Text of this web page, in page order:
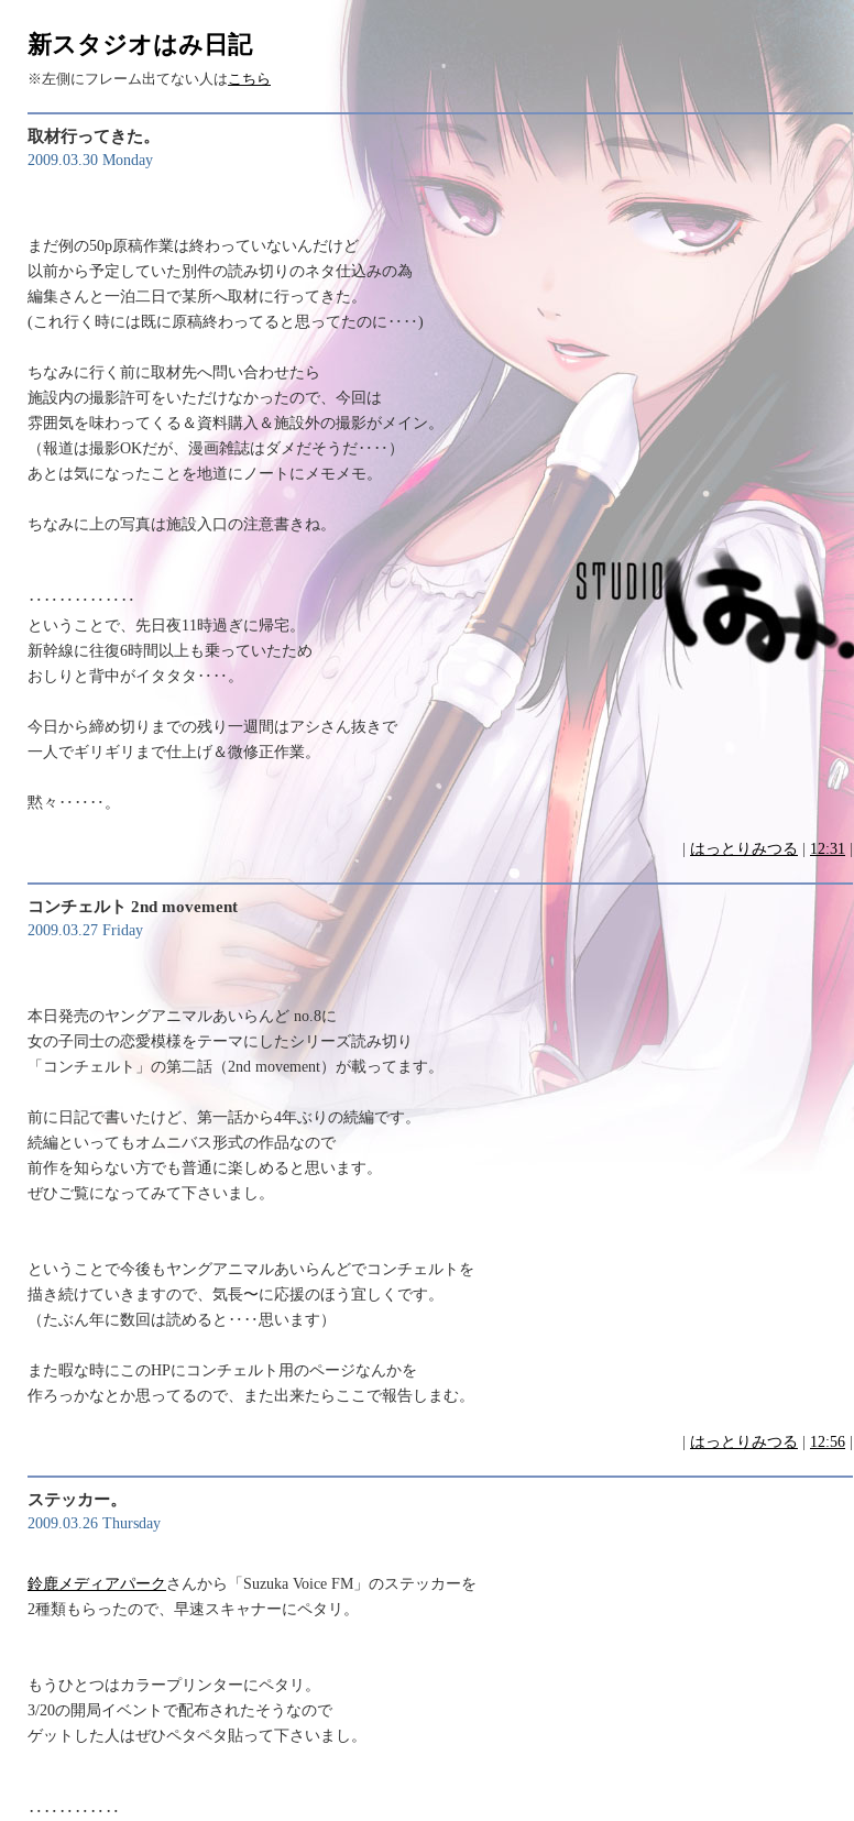
新スタジオはみ日記
※左側にフレーム出てない人はこちら
取材行ってきた。
2009.03.30 Monday
まだ例の50p原稿作業は終わっていないんだけど
以前から予定していた別件の読み切りのネタ仕込みの為
編集さんと一泊二日で某所へ取材に行ってきた。
(これ行く時には既に原稿終わってると思ってたのに‥‥)
ちなみに行く前に取材先へ問い合わせたら
施設内の撮影許可をいただけなかったので、今回は
雰囲気を味わってくる＆資料購入＆施設外の撮影がメイン。
（報道は撮影OKだが、漫画雑誌はダメだそうだ‥‥）
あとは気になったことを地道にノートにメモメモ。
ちなみに上の写真は施設入口の注意書きね。
‥‥‥‥‥‥‥
ということで、先日夜11時過ぎに帰宅。
新幹線に往復6時間以上も乗っていたため
おしりと背中がイタタタ‥‥。
今日から締め切りまでの残り一週間はアシさん抜きで
一人でギリギリまで仕上げ＆微修正作業。
黙々‥‥‥。
はっとりみつる 12:31
コンチェルト 2nd movement
2009.03.27 Friday
本日発売のヤングアニマルあいらんど no.8に
女の子同士の恋愛模様をテーマにしたシリーズ読み切り
「コンチェルト」の第二話（2nd movement）が載ってます。
前に日記で書いたけど、第一話から4年ぶりの続編です。
続編といってもオムニバス形式の作品なので
前作を知らない方でも普通に楽しめると思います。
ぜひご覧になってみて下さいまし。
ということで今後もヤングアニマルあいらんどでコンチェルトを
描き続けていきますので、気長〜に応援のほう宜しくです。
（たぶん年に数回は読めると‥‥思います）
また暇な時にこのHPにコンチェルト用のページなんかを
作ろっかなとか思ってるので、また出来たらここで報告しまむ。
はっとりみつる 12:56
ステッカー。
2009.03.26 Thursday
鈴鹿メディアパーク さんから「Suzuka Voice FM」のステッカーを
2種類もらったので、早速スキャナーにペタリ。
もうひとつはカラープリンターにペタリ。
3/20の開局イベントで配布されたそうなので
ゲットした人はぜひペタペタ貼って下さいまし。
‥‥‥‥‥‥